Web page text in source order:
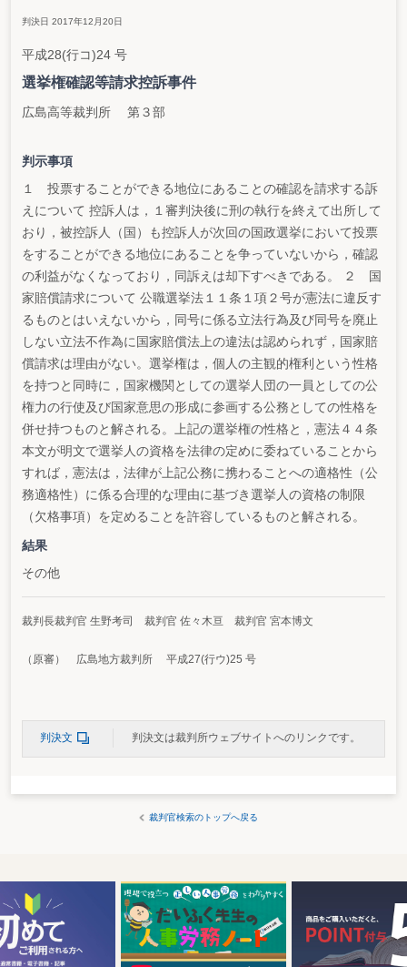
判決日 2017年12月20日
平成28(行コ)24 号
選挙権確認等請求控訴事件
広島高等裁判所 第３部
判示事項
１ 投票することができる地位にあることの確認を請求する訴
えについて 控訴人は，１審判決後に刑の執行を終えて出所して
おり，被控訴人（国）も控訴人が次回の国政選挙において投票
をすることができる地位にあることを争っていないから，確認
の利益がなくなっており，同訴えは却下すべきである。 ２ 国
家賠償請求について 公職選挙法１１条１項２号が憲法に違反す
るものとはいえないから，同号に係る立法行為及び同号を廃止
しない立法不作為に国家賠償法上の違法は認められず，国家賠
償請求は理由がない。選挙権は，個人の主観的権利という性格
を持つと同時に，国家機関としての選挙人団の一員としての公
権力の行使及び国家意思の形成に参画する公務としての性格を
併せ持つものと解される。上記の選挙権の性格と，憲法４４条
本文が明文で選挙人の資格を法律の定めに委ねていることから
すれば，憲法は，法律が上記公務に携わることへの適格性（公
務適格性）に係る合理的な理由に基づき選挙人の資格の制限
（欠格事項）を定めることを許容しているものと解される。
結果
その他
裁判長裁判官 生野考司 裁判官 佐々木亘 裁判官 宮本博文
（原審） 広島地方裁判所 平成27(行ウ)25 号
判決文 判決文は裁判所ウェブサイトへのリンクです。
裁判官検索のトップへ戻る